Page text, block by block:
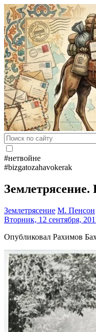
#нетвойне
#bizgatozahavokerak
Землетрясение.
Землетрясение М. Пенсон
Вторник, 12 сентября,
Опубликовал Рахимов